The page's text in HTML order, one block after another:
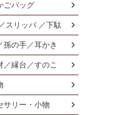
ごバッグ
スリッパ ／下駄
孫の手／耳かき
／縁台／すのこ
サリー・小物